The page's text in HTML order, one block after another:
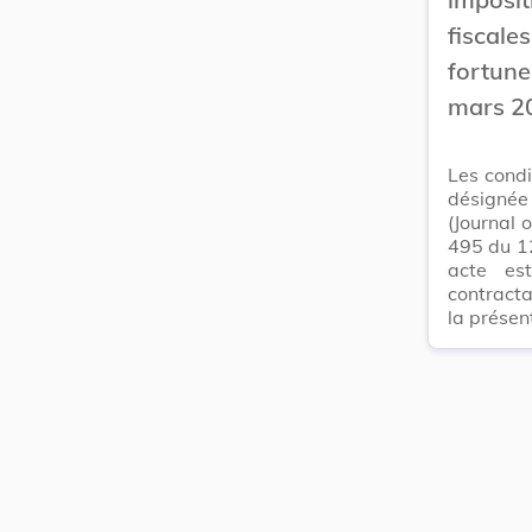
mars
Les
(Journal
495 du
acte
la